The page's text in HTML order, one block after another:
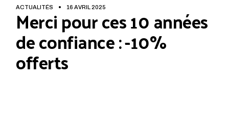
ACTUALITÉS 16 AVRIL 2025
Merci pour ces 10 années
de confiance : -10%
offerts